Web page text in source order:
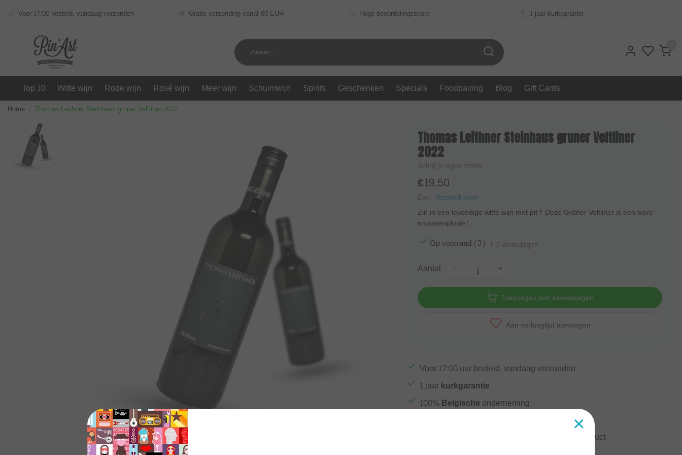
Voor 17:00 besteld, vandaag verzonden Gratis verzending vanaf 60 EUR Hoge beoordelingsscore 1 jaar kurkgarantie
Top 10 Witte wijn Rode wijn Rosé wijn Meer wijn Schuimwijn Spirits Geschenken Specials Foodpairing Blog Gift Cards
Home Thomas Leithner Steinhaus gruner Veltliner 2022
Thomas Leithner Steinhaus gruner Veltliner
2022
Schrijf je eigen review
€19,50
Excl. Verzendkosten
Zin in een levendige witte wijn met pit? Deze Grüner Veltliner is een ware
smaakexplosie!
Op voorraad (3) 1-3 werkdagen
Aantal +
Toevoegen aan winkelwagen
Aan verlanglijst toevoegen
Voor 17:00 uur besteld, vandaag verzonden
1 jaarkurkgarantie
100%Belgische onderneming
Neem contact op over dit product
×